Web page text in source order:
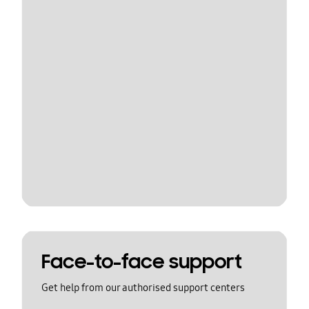
Face-to-face support
Get help from our authorised support centers